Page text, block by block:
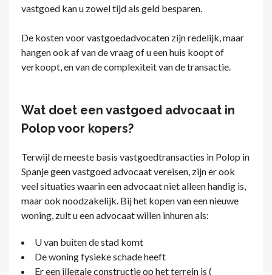
vastgoed kan u zowel tijd als geld besparen.
De kosten voor vastgoedadvocaten zijn redelijk, maar
hangen ook af van de vraag of u een huis koopt of
verkoopt, en van de complexiteit van de transactie.
Wat doet een vastgoed advocaat in
Polop voor kopers?
Terwijl de meeste basis vastgoedtransacties in Polop in
Spanje geen vastgoed advocaat vereisen, zijn er ook
veel situaties waarin een advocaat niet alleen handig is,
maar ook noodzakelijk. Bij het kopen van een nieuwe
woning, zult u een advocaat willen inhuren als:
U van buiten de stad komt
De woning fysieke schade heeft
Er een illegale constructie op het terrein is (